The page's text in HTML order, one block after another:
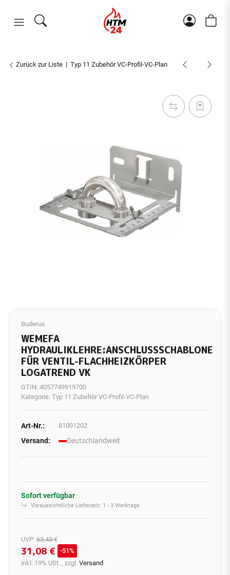
Zurück zur Liste Typ 11 Zubehör VC-Profil-VC-Plan
Buderus
WEMEFA
HYDRAULIKLEHRE:ANSCHLUSSSCHABLONE
FÜR VENTIL-FLACHHEIZKÖRPER
LOGATREND VK
GTIN: 4057749919700
Kategorie: Typ 11 Zubehör VC-Profil-VC-Plan
Art-Nr.: 81001202
Versand: Deutschlandweit
Sofort verfügbar
Voraussichtliche Lieferzeit: 1 - 3 Werktage
UVP: 63,43 €
31,08 €
51%
inkl. 19% USt. , zzgl. Versand